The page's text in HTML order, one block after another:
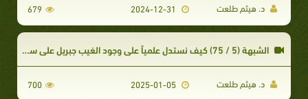
د. هيثم طلعت 679
الشبهة (5 / 75) كيف نستدل علمياً على وجود الغيب جبريل على سبيل المثال؟
د. هيثم طلعت 2025-01-05
700